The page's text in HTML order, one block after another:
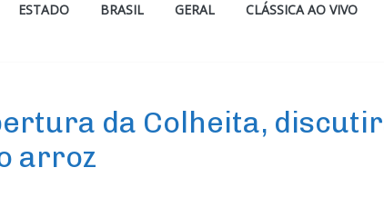
ESTADO BRASIL GERAL CLÁSSICA AO VIVO
da Colheita,
arroz